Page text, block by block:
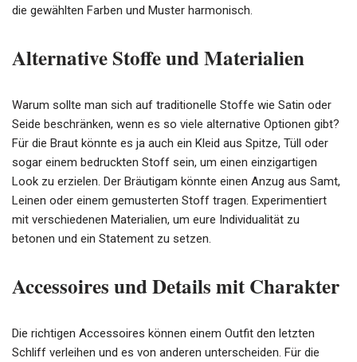
die gewählten Farben und Muster harmonisch.
Alternative Stoffe und Materialien
Warum sollte man sich auf traditionelle Stoffe wie Satin oder
Seide beschränken, wenn es so viele alternative Optionen gibt?
Für die Braut könnte es ja auch ein Kleid aus Spitze, Tüll oder
sogar einem bedruckten Stoff sein, um einen einzigartigen
Look zu erzielen. Der Bräutigam könnte einen Anzug aus Samt,
Leinen oder einem gemusterten Stoff tragen. Experimentiert
mit verschiedenen Materialien, um eure Individualität zu
betonen und ein Statement zu setzen.
Accessoires und Details mit Charakter
Die richtigen Accessoires können einem Outfit den letzten
Schliff verleihen und es von anderen unterscheiden. Für die